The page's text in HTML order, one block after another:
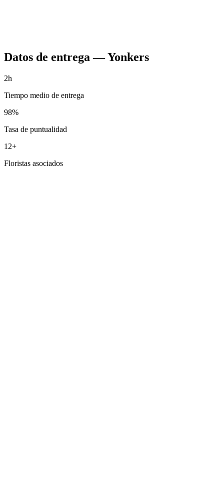
Datos de entrega —Yonkers
2h
Tiempo medio de entrega
98%
Tasa de puntualidad
12+
Floristas asociados